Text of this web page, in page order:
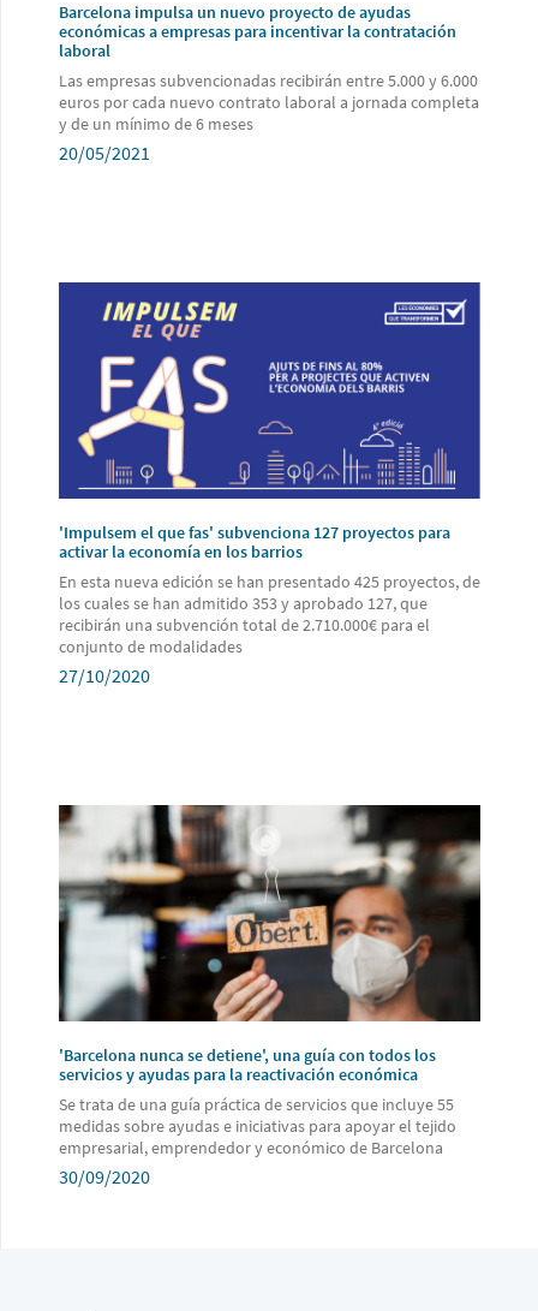
Barcelona impulsa un nuevo proyecto de ayudas
económicas a empresas para incentivar la contratación
laboral
Las empresas subvencionadas recibirán entre 5.000 y 6.000
euros por cada nuevo contrato laboral a jornada completa
y de un mínimo de 6 meses
20/05/2021
'Impulsem el que fas' subvenciona 127 proyectos para
activar la economía en los barrios
En esta nueva edición se han presentado 425 proyectos, de
los cuales se han admitido 353 y aprobado 127, que
recibirán una subvención total de 2.710.000€ para el
conjunto de modalidades
27/10/2020
'Barcelona nunca se detiene', una guía con todos los
servicios y ayudas para la reactivación económica
Se trata de una guía práctica de servicios que incluye 55
medidas sobre ayudas e iniciativas para apoyar el tejido
empresarial, emprendedor y económico de Barcelona
30/09/2020